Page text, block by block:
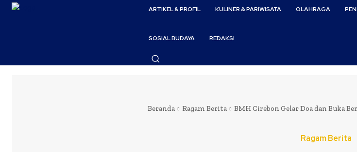
ARTIKEL & PROFIL KULINER & PARIWISATA OLAHRAGA
SOSIAL BUDAYA REDAKSI
Beranda Ragam Berita BMH Cirebon Gelar Doa dan Buka
Ragam Berita